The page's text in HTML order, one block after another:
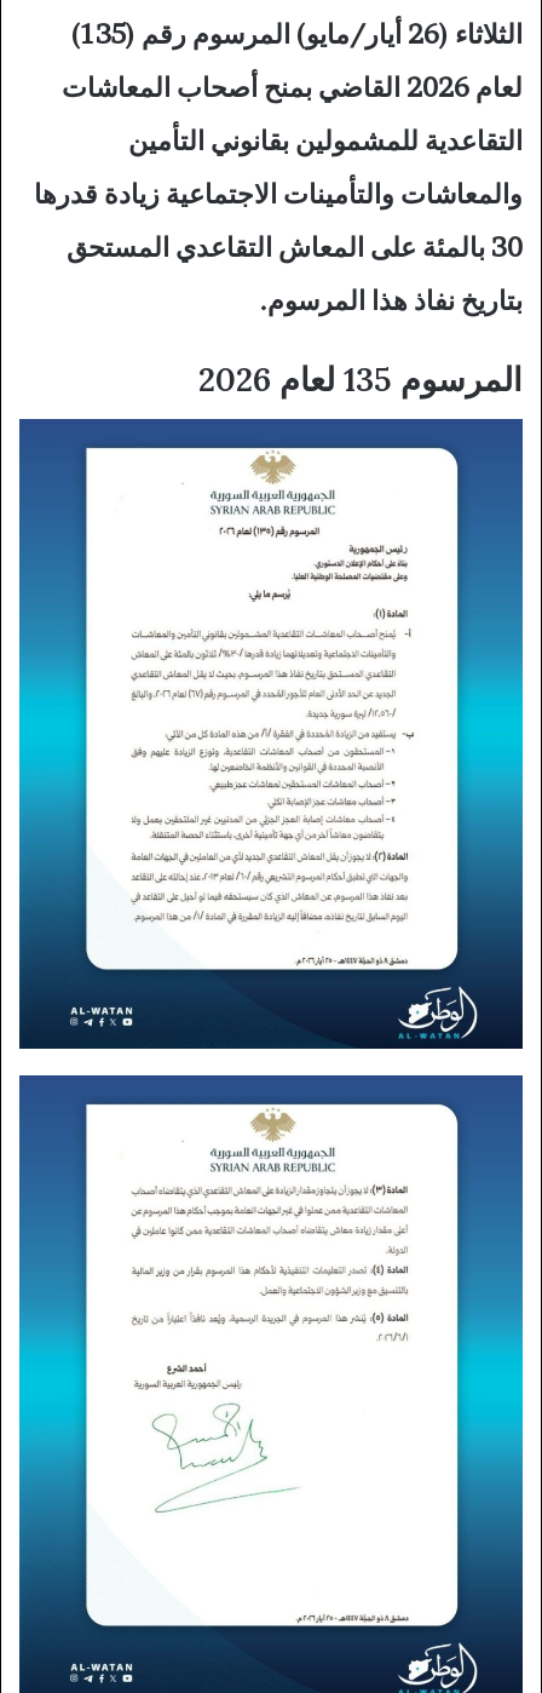
الثلاثاء (26 أيار/مايو) المرسوم رقم (135)
لعام 2026 القاضي بمنح أصحاب المعاشات
التقاعدية للمشمولين بقانوني التأمين
والمعاشات والتأمينات الاجتماعية زيادة قدرها
30 بالمئة على المعاش التقاعدي المستحق
بتاريخ نفاذ هذا المرسوم.
المرسوم 135 لعام 2026